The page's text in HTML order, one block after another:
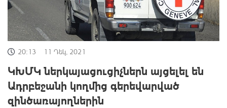
20:13 11 Դեկ, 2021
ԿԽՄԿ ներկայացուցիչներն այցելել են
Ադրբեջանի կողմից գերեվարված
զինծառայողներին